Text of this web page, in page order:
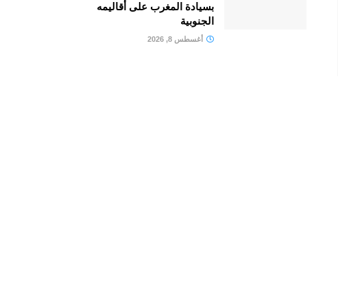
بسيادة المغرب على أقاليمه
الجنوبية
أغسطس 8, 2026